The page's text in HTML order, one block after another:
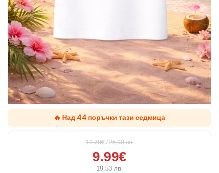
🔥 Над 44 поръчки тази седмица
12.78€ / 25,00лв.
9.99€
19,53 лв.